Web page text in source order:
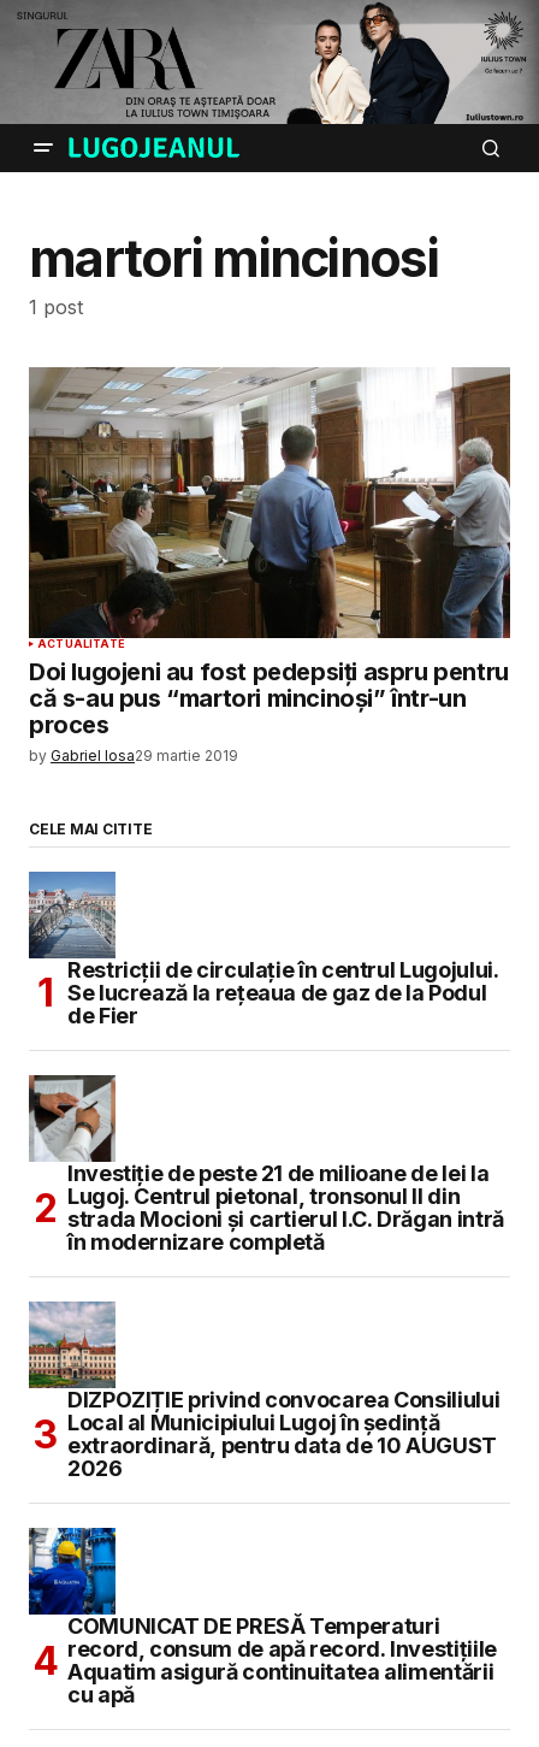
martori mincinosi
1 post
ACTUALITATE
Doi lugojeni au fost pedepsiţi aspru pentru
că s-au pus “martori mincinoşi” într-un
proces
by Gabriel Iosa29 martie 2019
CELE MAI CITITE
Restricții de circulație în centrul Lugojului.
Se lucrează la rețeaua de gaz de la Podul
de Fier
Investiție de peste 21 de milioane de lei la
Lugoj. Centrul pietonal, tronsonul II din
strada Mocioni și cartierul I.C. Drăgan intră
în modernizare completă
DIZPOZIȚIE privind convocarea Consiliului
Local al Municipiului Lugoj în şedinţă
extraordinară, pentru data de 10 AUGUST
2026
COMUNICAT DE PRESĂ Temperaturi
record, consum de apă record. Investițiile
Aquatim asigură continuitatea alimentării
cu apă